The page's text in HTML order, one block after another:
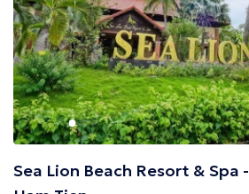
Sea Lion Beach Resort & Spa -